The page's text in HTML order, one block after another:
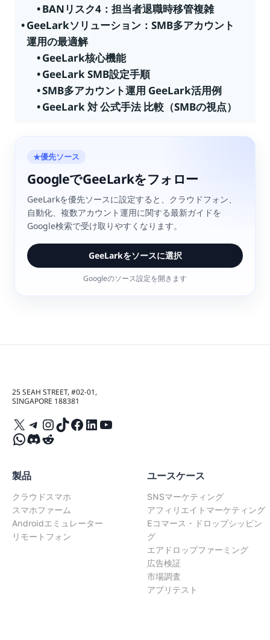
BANリスク4：担当者退職時移管複雑
GeeLarkソリューション：SMB多アカウント
運用の最適解
GeeLark核心機能
GeeLark SMB設定手順
SMB多アカウント運用 GeeLark活用例
GeeLark 対 公式手法 比較（SMBの視点）
★優先ソース
GoogleでGeeLarkをフォロー
GeeLarkを優先ソースに設定すると、クラウドフォン、
自動化、複数アカウント運用に関する最新ガイドを
Google検索で受け取りやすくなります。
GeeLarkをソースに選択
Googleのソース設定を開きます
25 SEAH STREET, #02-01,
SINGAPORE 188381
X Telegram
Instagram
TikTok
Facebook
LinkedIn
YouTube
WhatsApp
Discord
Reddit
製品
クラウドスマホ
スマホファーム
Androidエミュレーター
リモートフォン
ユースケース
SNSマーケティング
アフィリエイトマーケティング
Eコマース・ドロップシッピン
グ
エアドロップファーミング
広告検証
市場調査
アプリテスト